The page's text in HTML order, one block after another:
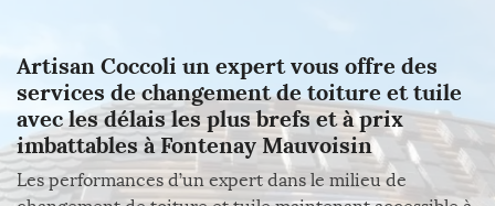
Artisan Coccoli un expert vous offre des
services de changement de toiture et tuile
avec les délais les plus brefs et à prix
imbattables à Fontenay Mauvoisin
Les performances d’un expert dans le milieu de